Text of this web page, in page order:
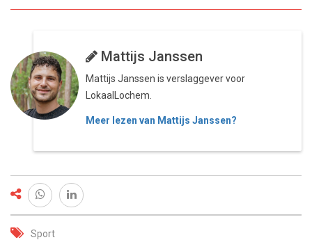
Mattijs Janssen
Mattijs Janssen is verslaggever voor
LokaalLochem.
Meer lezen van Mattijs Janssen?
Sport